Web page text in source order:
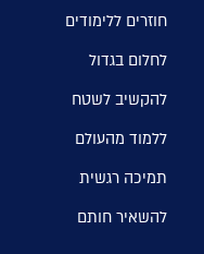
חוזרים ללימודים
לחלום בגדול
להקשיב לשטח
ללמוד מהעולם
תמיכה רגשית
להשאיר חותם